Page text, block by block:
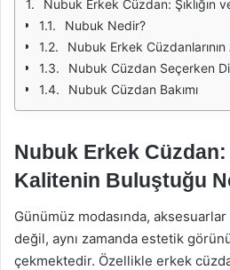
Nubuk Erkek Cüzdan: Şıklığın ve
Nubuk Nedir?
Nubuk Erkek Cüzdanlarının
Nubuk Cüzdan Seçerken
Nubuk Cüzdan Bakımı
Nubuk Erkek Cüzdan:
Kalitenin Buluştuğu
Günümüz modasında,
değil, aynı zamanda estetik
çekmektedir. Özellikle erkek